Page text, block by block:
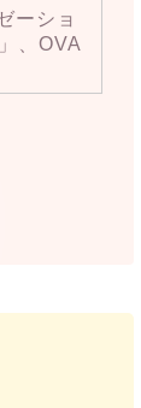
ーショ
、OVA